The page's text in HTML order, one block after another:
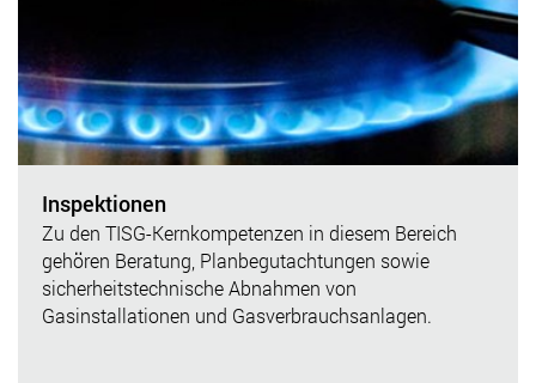
Inspektionen
Zu den TISG-Kernkompetenzen in diesem Bereich
gehören Beratung, Planbegutachtungen sowie
sicherheitstechnische Abnahmen von
Gasinstallationen und Gasverbrauchsanlagen.